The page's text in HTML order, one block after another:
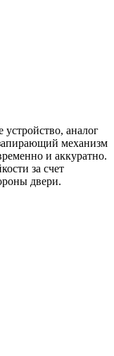
аналог
механизм
и аккуратно.
за счет
двери.